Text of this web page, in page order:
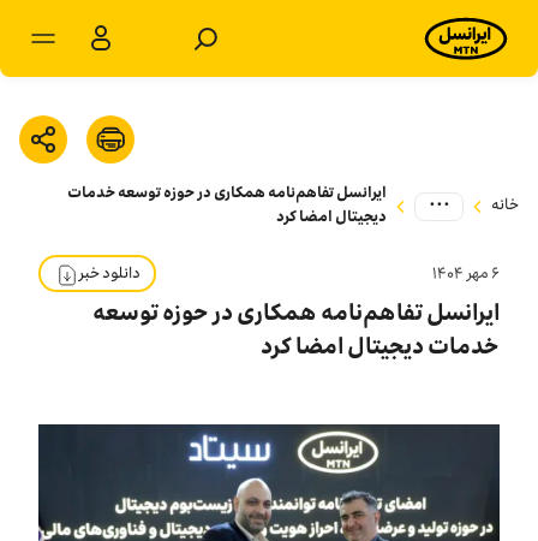
محصولات
خدمات
پشتیبانی
خانه ...
ایرانسل تفاهم‌نامه همکاری در حوزه توسعه خدمات
دیجیتال امضا کرد
۶ مهر ۱۴۰۴ دانلود خبر
ایرانسل تفاهم‌نامه همکاری در حوزه توسعه
خدمات دیجیتال امضا کرد